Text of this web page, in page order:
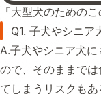
「大型犬のための
Q1. 子犬やシニア
A.子犬やシニア犬
ので、そのままで
てしまうリスクもあ